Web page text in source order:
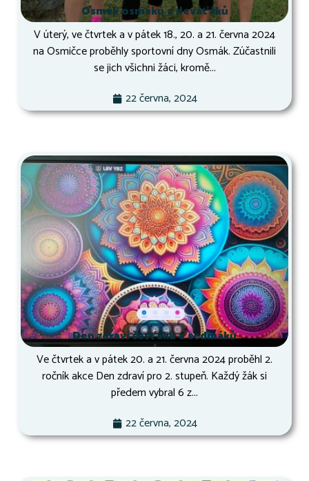
Osmák osmáků a deváťáků
V úterý, ve čtvrtek a v pátek 18., 20. a 21. června 2024
na Osmičce proběhly sportovní dny Osmák. Zúčastnili
se jich všichni žáci, kromě...
22 června, 2024
Den zdraví šesťáků a sedmáků
Ve čtvrtek a v pátek 20. a 21. června 2024 proběhl 2.
ročník akce Den zdraví pro 2. stupeň. Každý žák si
předem vybral 6 z...
22 června, 2024